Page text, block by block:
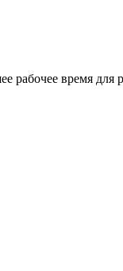
рабочее время для